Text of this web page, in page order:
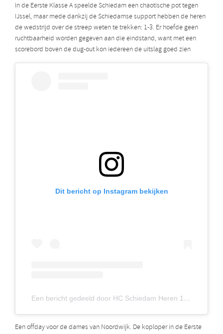
In de Eerste Klasse A speelde Schiedam een chaotische pot tegen
IJssel, maar mede dankzij de Schiedamse support hebben de heren
de wedstrijd over de streep weten te trekken: 1-3. Er hoefde geen
ruchtbaarheid worden gegeven aan die eindstand, want met een
scorebord boven de dug-out kon iedereen de uitslag goed zien
Dit bericht op Instagram bekijken
Een bericht gedeeld door HC Schiedam Heren 1 (@hcschiedamheren1)
Een offday voor de dames van Noordwijk. De koploper in de Eerste